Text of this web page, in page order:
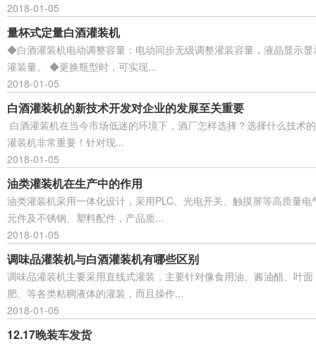
2018-01-05
量杯式定量白酒灌装机
◆白酒灌装机电动调整容量：电动同步无级调整灌装容量，液晶显示显
灌装量。 ◆更换瓶型时，可实现...
2018-01-05
白酒灌装机的新技术开发对企业的发展至关重要
白酒灌装机在当今市场低迷的环境下，酒厂怎样选择？选择什么技术的
灌装机非常重要！针对现...
2018-01-05
油类灌装机在生产中的作用
油类灌装机采用一体化设计，采用PLC、光电开关、触摸屏等高质量电
元件及不锈钢、塑料配件，产品质...
2018-01-05
调味品灌装机与白酒灌装机有哪些区别
调味品灌装机主要采用直线式灌装，主要针对像食用油、酱油醋、叶面
肥、等各类粘稠液体的灌装，而且操作...
2018-01-05
12.17晚装车发货